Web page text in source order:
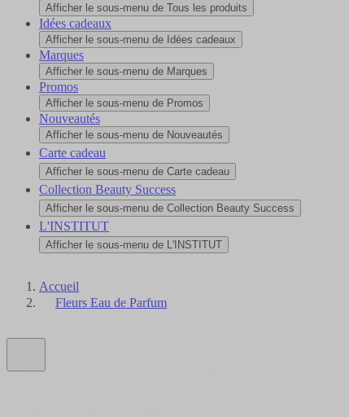
Afficher le sous-menu de Tous les produits
Idées cadeaux
Afficher le sous-menu de Idées cadeaux
Marques
Afficher le sous-menu de Marques
Promos
Afficher le sous-menu de Promos
Nouveautés
Afficher le sous-menu de Nouveautés
Carte cadeau
Afficher le sous-menu de Carte cadeau
Collection Beauty Success
Afficher le sous-menu de Collection Beauty Success
L'INSTITUT
Afficher le sous-menu de L'INSTITUT
Accueil
Fleurs Eau de Parfum